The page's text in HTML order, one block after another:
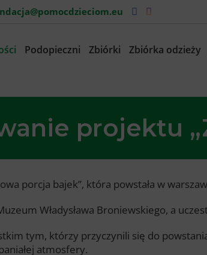
Podopieczni Zbiórki Zbiórka odzieży
projektu
porcja bajek”, która powstała w
Władysława Broniewskiego, a
tym, którzy przyczynili się do
atmosfery.